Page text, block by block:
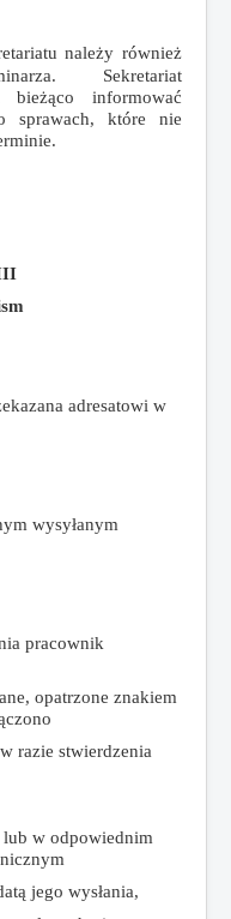
należy również
Sekretariat
informować
sprawach, które nie
adresatowi w
wysyłanym
pracownik
opatrzone znakiem
w razie stwierdzenia
lub w odpowiednim
jego wysłania,